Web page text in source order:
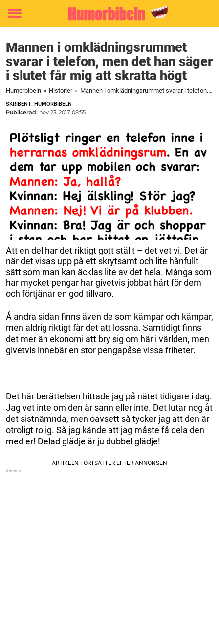
Toggle
Mannen i omklädningsrummet
svarar i telefon, men det han säger
i slutet får mig att skratta högt
Humorbibeln » Historier » Mannen i omklädningsrummet svarar i telefon, men det han säger i slutet får mig att skratta högt
SKRIBENT: HUMORBIBELN
Publicerad: nov 23, 2017, 08:55
Att en del har det riktigt gott ställt – det vet vi. Det är
när det visas upp på ett skrytsamt och lite hånfullt
sätt som man kan äcklas lite av det hela. Många som
har mycket pengar har givetvis jobbat hårt för dem
och förtjänar en god tillvaro.
Å andra sidan finns även de som kämpar och kämpar,
men aldrig riktigt får det att lossna. Samtidigt finns
det mer än ekonomi att bry sig om här i världen, men
givetvis innebär en stor pengapåse vissa friheter.
Det här berättelsen hittade jag på nätet tidigare i dag.
Jag vet inte om den är sann eller inte. Det lutar nog åt
det sistnämnda, men oavsett så tycker jag att den är
otroligt rolig. Så jag kände att jag måste få dela den
med er! Delad glädje är ju dubbel glädje!